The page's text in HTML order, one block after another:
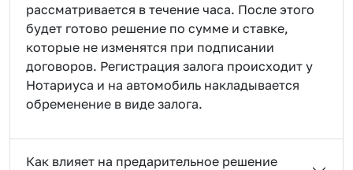
рассматривается в течение часа. После этого
будет готово решение по сумме и ставке,
которые не изменятся при подписании
договоров. Регистрация залога происходит у
Нотариуса и на автомобиль накладывается
обременение в виде залога.
Как влияет на предарительное решение